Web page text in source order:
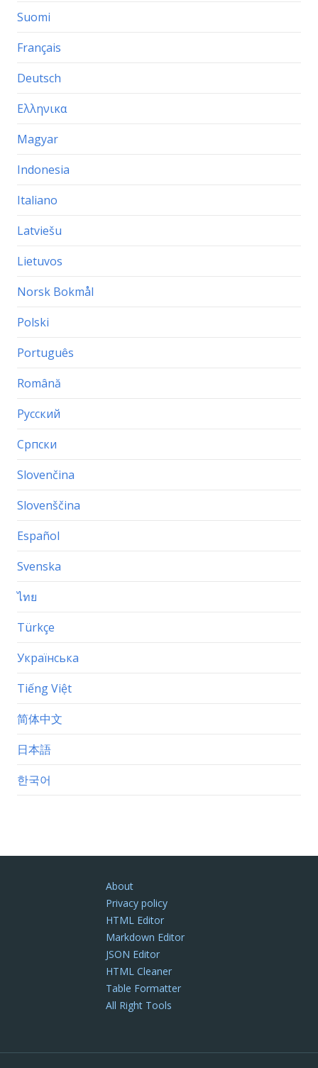
Suomi
Français
Deutsch
Ελληνικα
Magyar
Indonesia
Italiano
Latviešu
Lietuvos
Norsk Bokmål
Polski
Português
Română
Русский
Српски
Slovenčina
Slovenščina
Español
Svenska
ไทย
Türkçe
Українська
Tiếng Việt
简体中文
日本語
한국어
About
Privacy policy
HTML Editor
Markdown Editor
JSON Editor
HTML Cleaner
Table Formatter
All Right Tools